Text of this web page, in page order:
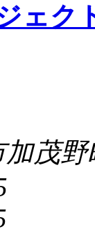
ェク
茂野